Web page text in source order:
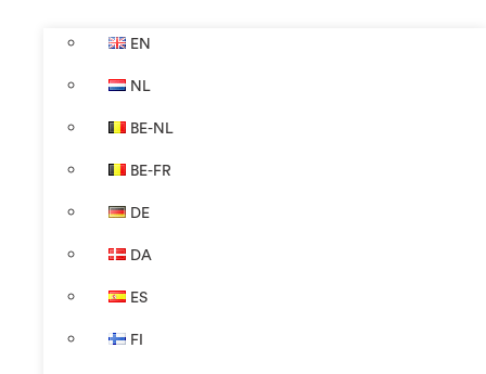
EN
NL
BE-NL
BE-FR
DE
DA
ES
FI